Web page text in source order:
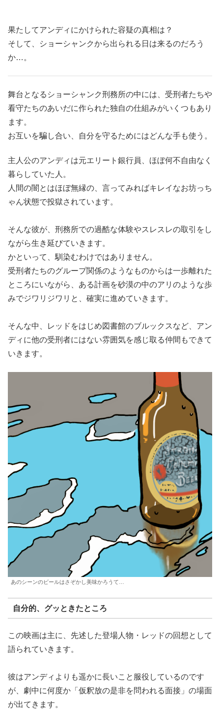
果たしてアンディにかけられた容疑の真相は？
そして、ショーシャンクから出られる日は来るのだろう
か…。
舞台となるショーシャンク刑務所の中には、受刑者たちや
看守たちのあいだに作られた独自の仕組みがいくつもあり
ます。
お互いを騙し合い、自分を守るためにはどんな手も使う。
主人公のアンディは元エリート銀行員、ほぼ何不自由なく
暮らしていた人。
人間の闇とはほぼ無縁の、言ってみればキレイなお坊っち
ゃん状態で投獄されています。
そんな彼が、刑務所での過酷な体験やスレスレの取引をし
ながら生き延びていきます。
かといって、馴染むわけではありません。
受刑者たちのグループ関係のようなものからは一歩離れた
ところにいながら、ある計画を砂漠の中のアリのような歩
みでジワリジワリと、確実に進めていきます。
そんな中、レッドをはじめ図書館のブルックスなど、アン
ディに他の受刑者にはない雰囲気を感じ取る仲間もできて
いきます。
あのシーンのビールはさぞかし美味かろうて…
自分的、グッときたところ
この映画は主に、先述した登場人物・レッドの回想として
語られていきます。
彼はアンディよりも遥かに長いこと服役しているのです
が、劇中に何度か「仮釈放の是非を問われる面接」の場面
が出てきます。